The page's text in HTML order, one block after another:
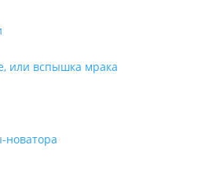
или вспышка мрака